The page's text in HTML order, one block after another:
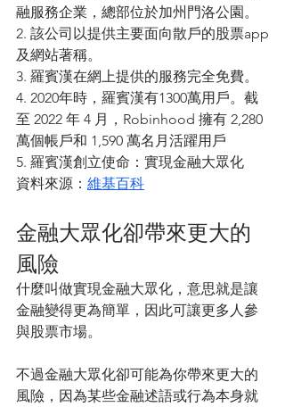
融服務企業，總部位於加州門洛公園。
2. 該公司以提供主要面向散戶的股票app
及網站著稱。
3. 羅賓漢在網上提供的服務完全免費。
4. 2020年時，羅賓漢有1300萬用戶。截
至 2022 年 4 月，Robinhood 擁有 2,280
萬個帳戶和 1,590 萬名月活躍用戶
5. 羅賓漢創立使命：實現金融大眾化
資料來源： 維基百科
金融大眾化卻帶來更大的
風險
什麼叫做實現金融大眾化，意思就是讓
金融變得更為簡單，因此可讓更多人參
與股票市場。
不過金融大眾化卻可能為你帶來更大的
風險，因為某些金融述語或行為本身就